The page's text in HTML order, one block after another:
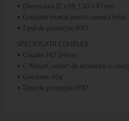
• Dimensiuni (D x H): 130 x 47mm
• Greutate (numai pentru cameră foto):
• Tipul de protecție: IPX7
SPECIFICATII COUPLER
• Coupler HD 24mm
• C-Mount, suport de acoperire cu
• Greutate: 60g
• Tipul de protecție: IPX7